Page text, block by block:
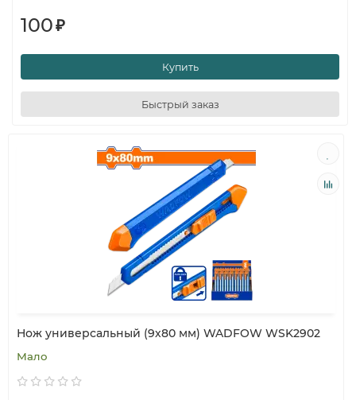
100₽
Купить
Быстрый заказ
Нож универсальный (9х80 мм) WADFOW WSK2902
Мало